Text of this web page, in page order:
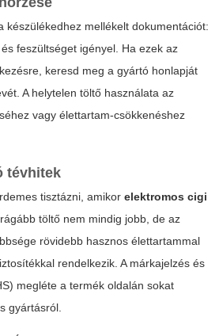
készülékedhez mellékelt dokumentációt:
feszültséget igényel. Ha ezek az
keresd meg a gyártó honlapját
A helytelen töltő használata az
vagy élettartam-csökkenéshez
tévhitek
tisztázni, amikor elektromos cigi
töltő nem mindig jobb, de az
rövidebb hasznos élettartammal
rendelkezik. A márkajelzés és
megléte a termék oldalán sokat
gyártásról.